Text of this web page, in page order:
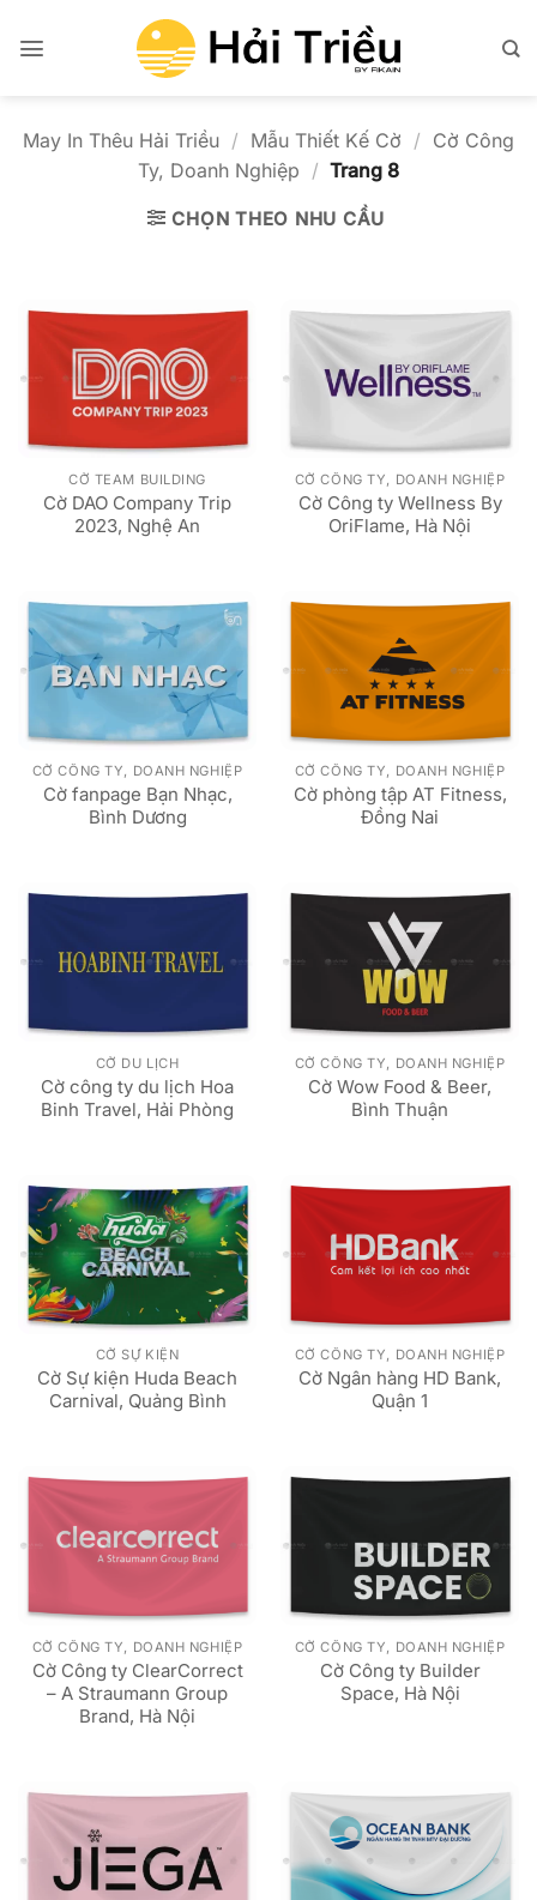
qua
May In Thêu Hải Triều / Mẫu Thiết Kế Cờ / Cờ Công
Ty, Doanh Nghiệp / Trang 8
CHỌN THEO NHU CẦU
CỜ TEAM BUILDING
Cờ DAO Company Trip
2023, Nghệ An
CỜ CÔNG TY, DOANH NGHIỆP
Cờ Công ty Wellness By
OriFlame, Hà Nội
CỜ CÔNG TY, DOANH NGHIỆP
Cờ fanpage Bạn Nhạc,
Bình Dương
CỜ CÔNG TY, DOANH NGHIỆP
Cờ phòng tập AT Fitness,
Đồng Nai
CỜ DU LỊCH
Cờ công ty du lịch Hoa
Binh Travel, Hải Phòng
CỜ CÔNG TY, DOANH NGHIỆP
Cờ Wow Food & Beer,
Bình Thuận
CỜ SỰ KIỆN
Cờ Sự kiện Huda Beach
Carnival, Quảng Bình
CỜ CÔNG TY, DOANH NGHIỆP
Cờ Ngân hàng HD Bank,
Quận 1
CỜ CÔNG TY, DOANH NGHIỆP
Cờ Công ty ClearCorrect
– A Straumann Group
Brand, Hà Nội
CỜ CÔNG TY, DOANH NGHIỆP
Cờ Công ty Builder
Space, Hà Nội